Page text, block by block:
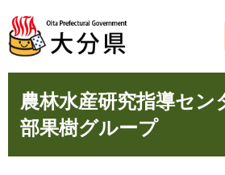
ジ
先
ュ
を
本
農林水産研究指導セン
部果樹グループ